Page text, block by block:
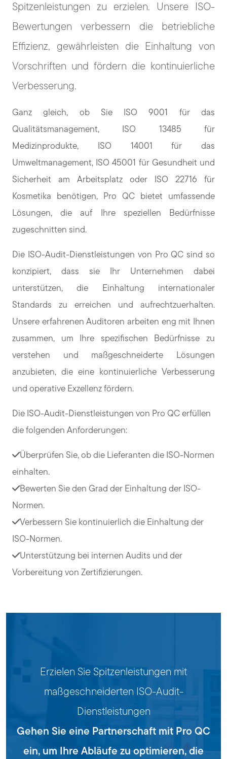
Spitzenleistungen zu erzielen. Unsere ISO-
Bewertungen verbessern die betriebliche
Effizienz, gewährleisten die Einhaltung von
Vorschriften und fördern die kontinuierliche
Verbesserung.
Ganz gleich, ob Sie ISO 9001 für das
Qualitätsmanagement, ISO 13485 für
Medizinprodukte, ISO 14001 für das
Umweltmanagement, ISO 45001 für Gesundheit und
Sicherheit am Arbeitsplatz oder ISO 22716 für
Kosmetika benötigen, Pro QC bietet umfassende
Lösungen, die auf Ihre speziellen Bedürfnisse
zugeschnitten sind.
Die ISO-Audit-Dienstleistungen von Pro QC sind so
konzipiert, dass sie Ihr Unternehmen dabei
unterstützen, die Einhaltung internationaler
Standards zu erreichen und aufrechtzuerhalten.
Unsere erfahrenen Auditoren arbeiten eng mit Ihnen
zusammen, um Ihre spezifischen Bedürfnisse zu
verstehen und maßgeschneiderte Lösungen
anzubieten, die eine kontinuierliche Verbesserung
und operative Exzellenz fördern.
Die ISO-Audit-Dienstleistungen von Pro QC erfüllen
die folgenden Anforderungen:
Überprüfen Sie, ob die Lieferanten die ISO-Normen
einhalten.
Bewerten Sie den Grad der Einhaltung der ISO-
Normen.
Verbessern Sie kontinuierlich die Einhaltung der
ISO-Normen.
Unterstützung bei internen Audits und der
Vorbereitung von Zertifizierungen.
Erzielen Sie Spitzenleistungen mit
maßgeschneiderten ISO-Audit-
Dienstleistungen
Gehen Sie eine Partnerschaft mit Pro QC
ein, um Ihre Abläufe zu optimieren, die